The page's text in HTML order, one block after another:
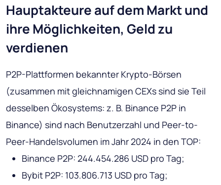
Hauptakteure auf dem Markt und
ihre Möglichkeiten, Geld zu
verdienen
P2P-Plattformen bekannter Krypto-Börsen
(zusammen mit gleichnamigen CEXs sind sie Teil
desselben Ökosystems: z. B. Binance P2P in
Binance) sind nach Benutzerzahl und Peer-to-
Peer-Handelsvolumen im Jahr 2024 in den TOP:
Binance P2P: 244.454.286 USD pro Tag;
Bybit P2P: 103.806.713 USD pro Tag;